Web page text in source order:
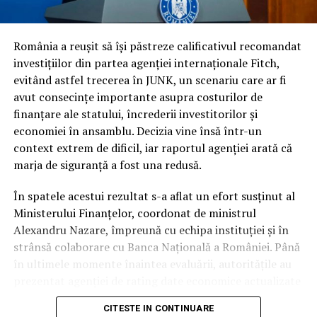
puterea de cumpărare, deciziile de înghețare a salariilor
categoria de risc major (junk).
În ciuda acestor vulnerabilități și a presiunii uriașe pe
finanțele publice, autoritățile române au reușit să evite
scenariul negativ. Întrebarea esențială este cum a fost
posibil acest lucru, în condițiile în care datele
economice brute erau deja cunoscute de piețe.
Răspunsul nu a stat în prezentarea unor indicatori noi,
ci în garanțiile de conduită fiscală. În timp ce
autoritatea altor actori politici s-a erodat considerabil
pe parcursul mandatului, Nicușor Dan a rămas
interlocutorul strategic în care partenerii externi au
avut încredere totală.
Presedinția ca garant al
România a reușit să își păstreze calificativul recomandat
investițiilor din partea agenției internaționale Fitch,
evitând astfel trecerea în JUNK, un scenariu care ar fi
avut consecințe importante asupra costurilor de
finanțare ale statului, încrederii investitorilor și
economiei în ansamblu. Decizia vine însă într-un
context extrem de dificil, iar raportul agenției arată că
marja de siguranță a fost una redusă.
În spatele acestui rezultat s-a aflat un efort susținut al
Ministerului Finanțelor, coordonat de ministrul
Alexandru Nazare, împreună cu echipa instituției și în
strânsă colaborare cu Banca Națională a României. Până
în ultimele momente înaintea evaluării, autoritățile au
și argumente tehnice privind evoluția finanțelor publice
CITESTE IN CONTINUARE